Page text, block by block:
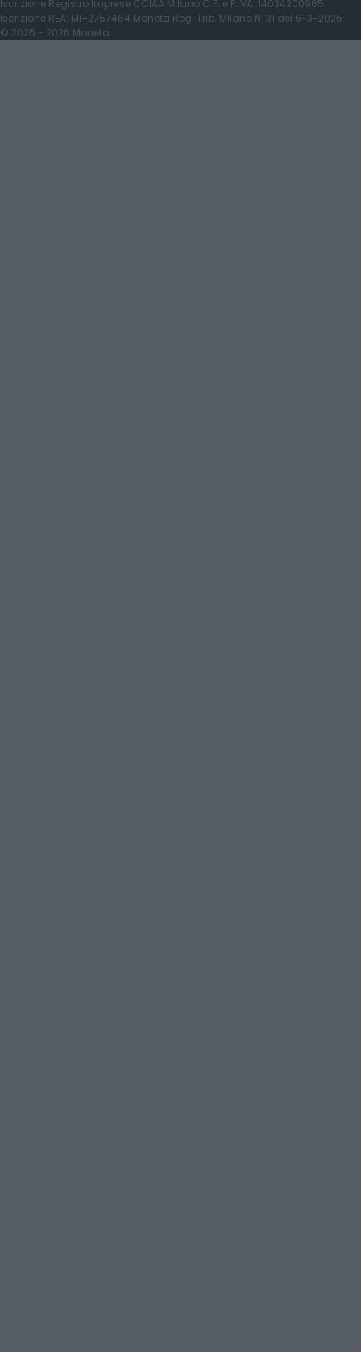
Iscrizione Registro Imprese CCIAA Milano C.F. e P.IVA: 14034200965
Iscrizione REA: MI–2757464 Moneta Reg. Trib. Milano N. 31 del 6-3-2025
© 2025 - 2026 Moneta